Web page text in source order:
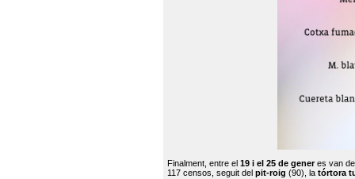
Finalment, entre el 19 i el 25 de generes van
117 censos, seguit del pit-roig (90), la tórtora